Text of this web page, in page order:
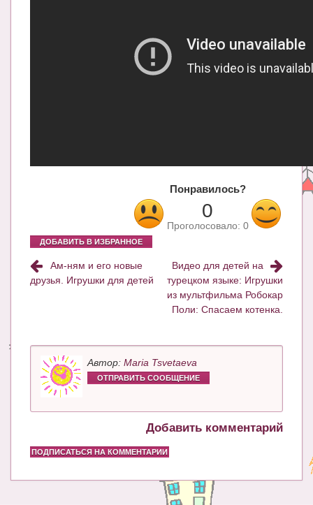
Понравилось?
0
Проголосовало: 0
ДОБАВИТЬ В ИЗБРАННОЕ
Ам-ням и его новые
друзья. Игрушки для детей
Видео для детей на
турецком языке: Игрушки
из мультфильма Робокар
Поли: Спасаем котенка.
Автор: Maria Tsvetaeva
ОТПРАВИТЬ СООБЩЕНИЕ
Добавить комментарий
ПОДПИСАТЬСЯ НА КОММЕНТАРИИ